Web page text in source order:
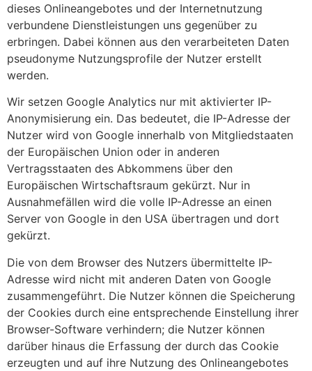
dieses Onlineangebotes und der Internetnutzung
verbundene Dienstleistungen uns gegenüber zu
erbringen. Dabei können aus den verarbeiteten Daten
pseudonyme Nutzungsprofile der Nutzer erstellt
werden.
Wir setzen Google Analytics nur mit aktivierter IP-
Anonymisierung ein. Das bedeutet, die IP-Adresse der
Nutzer wird von Google innerhalb von Mitgliedstaaten
der Europäischen Union oder in anderen
Vertragsstaaten des Abkommens über den
Europäischen Wirtschaftsraum gekürzt. Nur in
Ausnahmefällen wird die volle IP-Adresse an einen
Server von Google in den USA übertragen und dort
gekürzt.
Die von dem Browser des Nutzers übermittelte IP-
Adresse wird nicht mit anderen Daten von Google
zusammengeführt. Die Nutzer können die Speicherung
der Cookies durch eine entsprechende Einstellung ihrer
Browser-Software verhindern; die Nutzer können
darüber hinaus die Erfassung der durch das Cookie
erzeugten und auf ihre Nutzung des Onlineangebotes